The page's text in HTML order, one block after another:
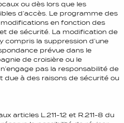
ou dès lors que les
d’accès. Le programme des
en fonction des
de sécurité. La modification de
compris la suppression d’une
prévue dans le
de croisière ou le
pas la responsabilité de
due à des raisons de sécurité ou
articles L.211-12 et R.211-8 du